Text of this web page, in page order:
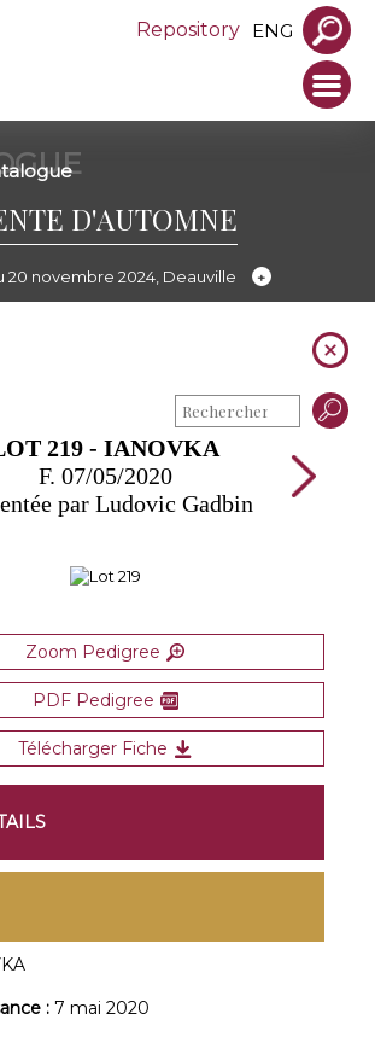
Repository ENG
D'AUTOMNE
20 novembre 2024, Deauville
219 - IANOVKA
F. 07/05/2020
par Ludovic Gadbin
Zoom Pedigree
PDF Pedigree
Télécharger Fiche
:7 mai 2020